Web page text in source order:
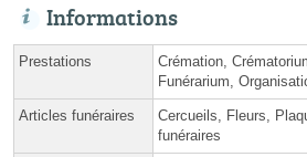
Informations
Prestations
Crémation,
Funérarium,
Articles funéraires
Cercueils, Fleurs,
funéraires